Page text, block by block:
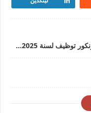
المكتب الوطني للصيد ONP يعلن عن كونكور توظيف لسنة 2025 في مختلف الدرجات والتخصصات آخر أجل 25 أبريل 2025